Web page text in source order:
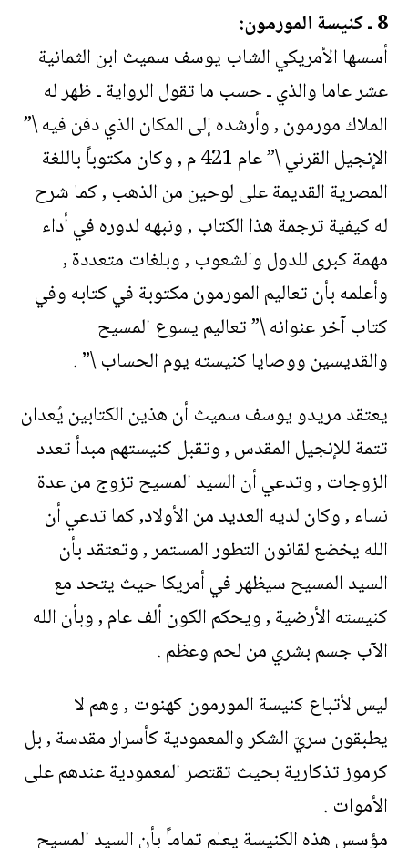
8 ـ كنيسة المورمون:
أسسها الأمريكي الشاب يوسف سميث ابن الثمانية
عشر عاما والذي ـ حسب ما تقول الرواية ـ ظهر له
الملاك مورمون , وأرشده إلى المكان الذي دفن فيه \”
الإنجيل القرني \” عام 421 م , وكان مكتوباً باللغة
المصرية القديمة على لوحين من الذهب , كما شرح
له كيفية ترجمة هذا الكتاب , ونبهه لدوره في أداء
مهمة كبرى للدول والشعوب , وبلغات متعددة ,
وأعلمه بأن تعاليم المورمون مكتوبة في كتابه وفي
كتاب آخر عنوانه \” تعاليم يسوع المسيح
والقديسين ووصايا كنيسته يوم الحساب \” .
يعتقد مريدو يوسف سميث أن هذين الكتابين يُعدان
تتمة للإنجيل المقدس , وتقبل كنيستهم مبدأ تعدد
الزوجات , وتدعي أن السيد المسيح تزوج من عدة
نساء , وكان لديه العديد من الأولاد, كما تدعي أن
الله يخضع لقانون التطور المستمر , وتعتقد بأن
السيد المسيح سيظهر في أمريكا حيث يتحد مع
كنيسته الأرضية , ويحكم الكون ألف عام , وبأن الله
الآب جسم بشري من لحم وعظم .
ليس لأتباع كنيسة المورمون كهنوت , وهم لا
يطبقون سريّ الشكر والمعمودية كأسرار مقدسة , بل
كرموز تذكارية بحيث تقتصر المعمودية عندهم على
الأموات .
مؤسس هذه الكنيسة يعلم تماماً بأن السيد المسيح